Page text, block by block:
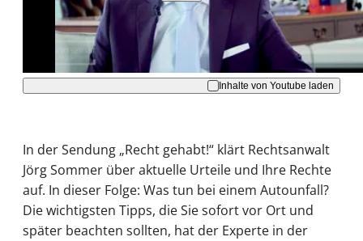
Akzeptieren
Inhalte von Youtube laden
In der Sendung „Recht gehabt!“ klärt Rechtsanwalt
Jörg Sommer über aktuelle Urteile und Ihre Rechte
auf. In dieser Folge: Was tun bei einem Autounfall?
Die wichtigsten Tipps, die Sie sofort vor Ort und
später beachten sollten, hat der Experte in der